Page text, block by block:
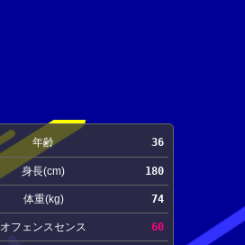
36
年齢
180
身長(cm)
74
体重(kg)
60
オフェンスセンス